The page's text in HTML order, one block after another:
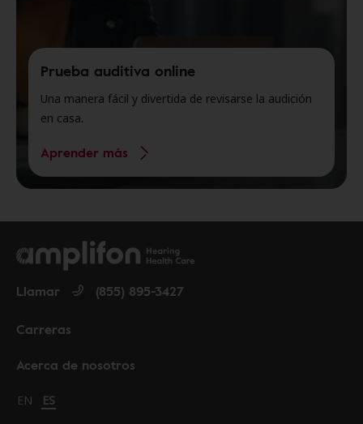
Prueba auditiva online
Una manera fácil y divertida de revisarse la audición
en casa.
Aprender más
Acerca de nosotros
Carreras
Llamar (855) 895-3427
Change language to English
EN Cambiar idioma a español
ES